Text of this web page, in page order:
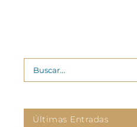
Buscar:
Últimas Entradas